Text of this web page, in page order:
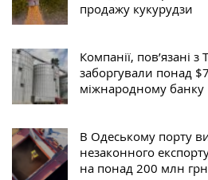
продажу кукурудзи
Компанії, пов’язані
заборгували понад
міжнародному банку
В Одеському порту
незаконного
на понад 200 млн грн